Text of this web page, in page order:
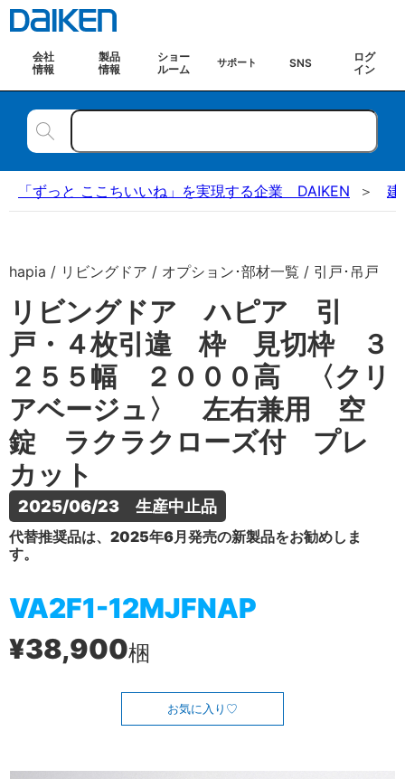
会社
情報
製品
情報
ショー
ルーム
サポート SNS
ログ
イン
「ずっと ここちいいね」を実現する企業 DAIKEN 建
hapia / リビングドア / オプション･部材一覧 / 引戸･吊戸
リビングドア ハピア 引
戸・４枚引違 枠 見切枠 ３
２５５幅 ２０００高 〈クリ
アベージュ〉 左右兼用 空
錠 ラクラクローズ付 プレ
カット
2025/06/23　生産中止品
代替推奨品は、2025年6月発売の新製品をお勧めしま
す。
VA2F1-12MJFNAP
¥38,900梱
お気に入り